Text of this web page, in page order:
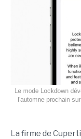
Le mode Lockdown
l'automne prochain
La firme de